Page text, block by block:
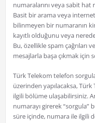
numaralarını veya sabit hat
Basit bir arama veya
bilinmeyen bir numaranın
kayıtlı olduğunu veya
Bu, özellikle spam çağrıları
mesajlarla başa çıkmak için
Türk Telekom telefon
üzerinden yapılacaksa,
ilgili bölüme ulaşabilirsiniz.
numarayı girerek “sorgula”
süre içinde, numara ile ilgili